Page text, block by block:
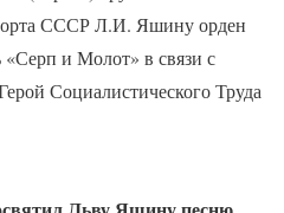
СССР Л.И. Яшину орден
и Молот» в связи с
Социалистического Труда